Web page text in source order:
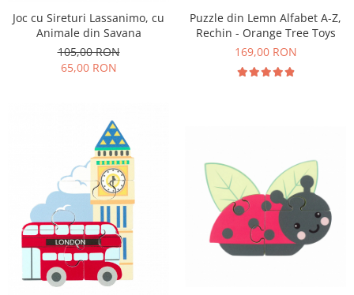
Joc cu Sireturi Lassanimo, cu
Animale din Savana
105,00 RON
65,00 RON
Puzzle din Lemn Alfabet A-Z,
Rechin - Orange Tree Toys
169,00 RON